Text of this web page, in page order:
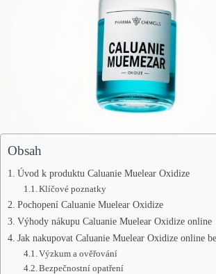
Obsah
Úvod k produktu Caluanie Muelear Oxidize
Klíčové poznatky
Pochopení Caluanie Muelear Oxidize
Výhody nákupu Caluanie Muelear Oxidize online
Jak nakupovat Caluanie Muelear Oxidize online
Výzkum a ověřování
Bezpečnostní opatření